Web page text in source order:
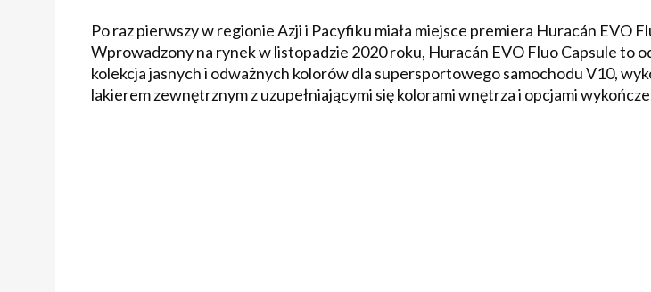
Po raz pierwszy w regionie Azji i Pacyfiku miała miejsce premiera Huracán EVO
Wprowadzony na rynek w listopadzie 2020 roku, Huracán EVO Fluo Capsule to
kolekcja jasnych i odważnych kolorów dla supersportowego samochodu V10,
lakierem zewnętrznym z uzupełniającymi się kolorami wnętrza i opcjami